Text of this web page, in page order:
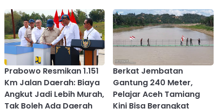
Prabowo Resmikan 1.151
Km Jalan Daerah: Biaya
Angkut Jadi Lebih Murah,
Tak Boleh Ada Daerah
Berkat Jembatan
Gantung 240 Meter,
Pelajar Aceh Tamiang
Kini Bisa Berangkat